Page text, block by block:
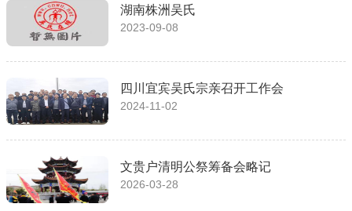
湖南株洲吴氏
2023-09-08
四川宜宾吴氏宗亲召开工作会
2024-11-02
文贵户清明公祭筹备会略记
2026-03-28